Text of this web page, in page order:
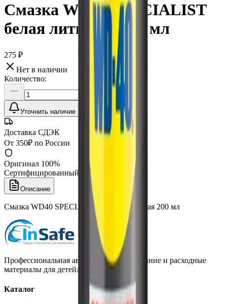
Смазка WD40 SPECIALIST
белая литиевая 200 мл
275 ₽
Нет в наличии
Количество:
Уточнить наличие
Доставка СДЭК
От 350₽ по России
Оригинал 100%
Сертифицированный товар
Описание
Смазка WD40 SPECIALIST белая литиевая 200 мл
Профессиональная автохимия, оборудование и расходные
материалы для детейлинга.
Каталог